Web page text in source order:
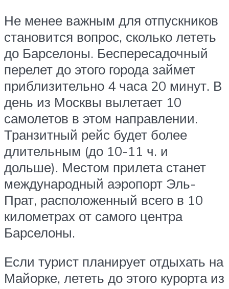
Не менее важным для отпускников
становится вопрос, сколько лететь
до Барселоны. Беспересадочный
перелет до этого города займет
приблизительно 4 часа 20 минут. В
день из Москвы вылетает 10
самолетов в этом направлении.
Транзитный рейс будет более
длительным (до 10-11 ч. и
дольше). Местом прилета станет
международный аэропорт Эль-
Прат, расположенный всего в 10
километрах от самого центра
Барселоны.
Если турист планирует отдыхать на
Майорке, лететь до этого курорта из